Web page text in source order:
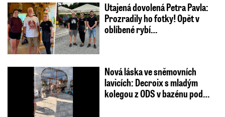
Utajená dovolená Petra Pavla:
Prozradily ho fotky! Opět v
oblíbené rybí…
Nová láska ve sněmovních
lavicích: Decroix s mladým
kolegou z ODS v bazénu pod…